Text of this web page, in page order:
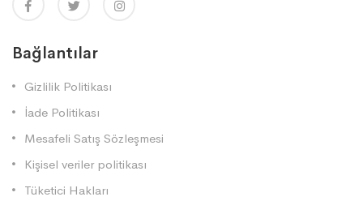
Bağlantılar
Gizlilik Politikası
İade Politikası
Mesafeli Satış Sözleşmesi
Kişisel veriler politikası
Tüketici Hakları